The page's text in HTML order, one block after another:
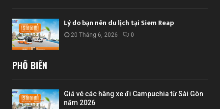
Lý do bạn nên du lịch tại Siem Reap
20 Tháng 6, 2026 0
PHỔ BIẾN
Giá vé các hãng xe đi Campuchia từ Sài Gòn
năm 2026